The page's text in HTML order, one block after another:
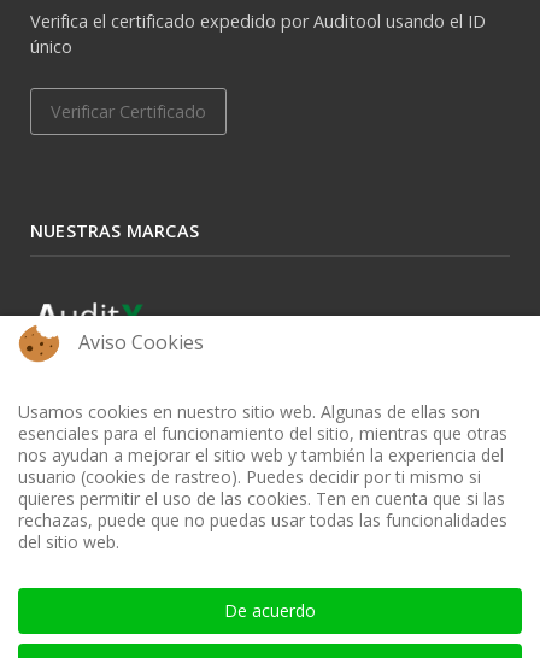
Verifica el certificado expedido por Auditool usando el ID
único
Verificar Certificado
NUESTRAS MARCAS
BIBLIOTECA AUDITOOL - ISSN: 2665-1696 y 2665-3508
Aviso Cookies
Usamos cookies en nuestro sitio web. Algunas de ellas son
esenciales para el funcionamiento del sitio, mientras que otras
nos ayudan a mejorar el sitio web y también la experiencia del
usuario (cookies de rastreo). Puedes decidir por ti mismo si
quieres permitir el uso de las cookies. Ten en cuenta que si las
rechazas, puede que no puedas usar todas las funcionalidades
del sitio web.
De acuerdo